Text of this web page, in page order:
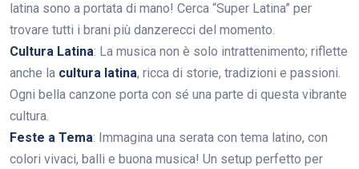
latina sono a portata di mano! Cerca “Super Latina” per
trovare tutti i brani più danzerecci del momento.
Cultura Latina: La musica non è solo intrattenimento; riflette
anche la cultura latina, ricca di storie, tradizioni e passioni.
Ogni bella canzone porta con sé una parte di questa vibrante
cultura.
Feste a Tema: Immagina una serata con tema latino, con
colori vivaci, balli e buona musica! Un setup perfetto per